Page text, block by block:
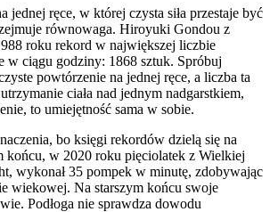
jednej ręce, w której czysta siła przestaje być
równowaga. Hiroyuki Gondou z
roku rekord w największej liczbie
w ciągu godziny: 1868 sztuk. Spróbuj
powtórzenie na jednej ręce, a liczba ta
ciała nad jednym nadgarstkiem,
to umiejętność sama w sobie.
bo księgi rekordów dzielą się na
końcu, w 2020 roku pięciolatek z Wielkiej
wykonał 35 pompek w minutę, zdobywając
wiekowej. Na starszym końcu swoje
Podłoga nie sprawdza dowodu